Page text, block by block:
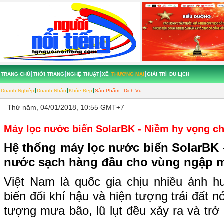
TRANG CHỦ THỜI TRANG NGHỆ THUẬT XẾ THƯƠNG MẠI
Doanh Nghiệp Doanh Nhân Khỏe-Đẹp Sản Phẩm - Dịch Vụ
GIẢI TRÍ DU LỊCH
Thứ năm, 04/01/2018, 10:55 GMT+7
Máy lọc nước biển SolarBK - Niềm hy vọng
Hệ thống máy lọc nước biển
nước sạch hàng đầu cho vùng ngập
Việt Nam là quốc gia chịu nhiều ảnh
biến đổi khí hậu và hiện tượng trái đất
tượng mưa bão, lũ lụt đều xảy ra và